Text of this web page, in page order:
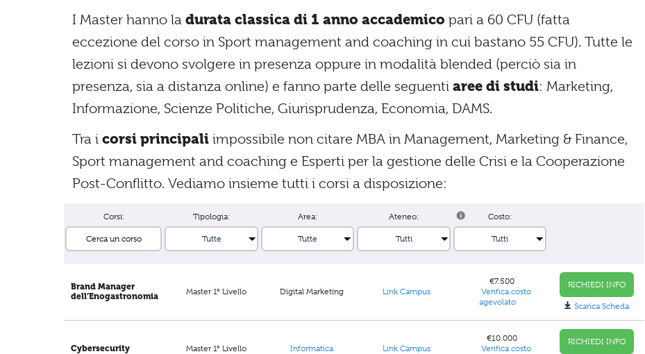
I Master hanno la durata classica di 1 anno accademico pari a 60 CFU (fatta
eccezione del corso in Sport management and coaching in cui bastano 55 CFU). Tutte le
lezioni si devono svolgere in presenza oppure in modalità blended (perciò sia in
presenza, sia a distanza online) e fanno parte delle seguenti aree di studi: Marketing,
Informazione, Scienze Politiche, Giurisprudenza, Economia, DAMS.
Tra i corsi principali impossibile non citare MBA in Management, Marketing & Finance,
Sport management and coaching e Esperti per la gestione delle Crisi e la Cooperazione
Post-Conflitto. Vediamo insieme tutti i corsi a disposizione:
Corsi: Tipologia: Area: Ateneo: Costo:
Brand Manager
dell’Enogastronomia
Master 1° Livello Digital Marketing Link Campus
€7.500
Verifica costo
agevolato
RICHIEDI INFO
Scarica Scheda
Cybersecurity Master 1° Livello Informatica Link Campus
€10.000
Verifica costo
RICHIEDI INFO